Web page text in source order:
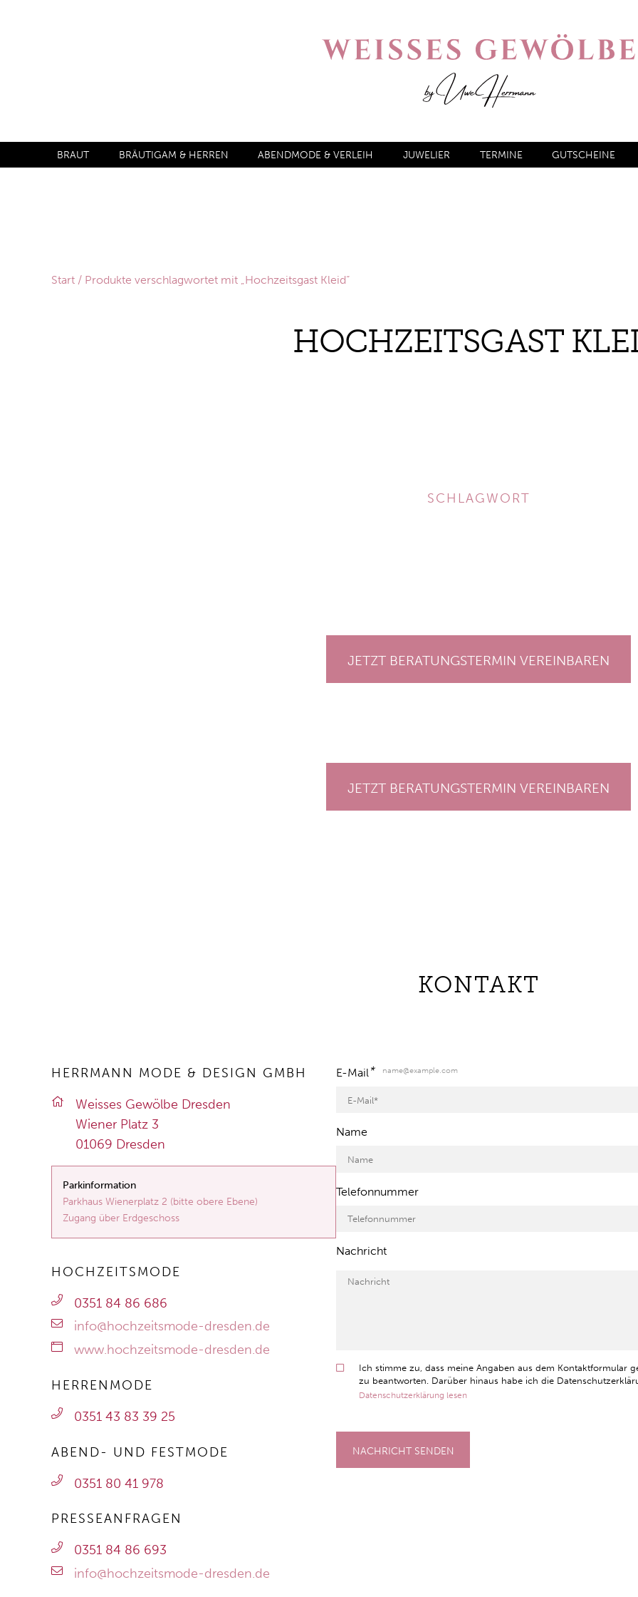
BRAUT BRÄUTIGAM & HERREN ABENDMODE & VERLEIH JUWELIER TERMINE GUTSCHEINE
Start / Produkte verschlagwortet mit „Hochzeitsgast Kleid“
HOCHZEITSGAST
SCHLAGWORT
JETZT BERATUNGSTERMIN VEREINBAREN
JETZT BERATUNGSTERMIN VEREINBAREN
KONTAKT
HERRMANN MODE & DESIGN GMBH
Weis­ses Ge­wöl­be Dres­den
Wie­ner Platz 3
01069 Dres­den
Parkinformation
Parkhaus Wienerplatz 2 (bitte obere Ebene)
Zugang über Erdgeschoss
HOCHZEITSMODE
0351 84 86 686
info@hochzeitsmode-dresden.de
www.hochzeitsmode-dresden.de
HERRENMODE
0351 43 83 39 25
ABEND- UND FESTMODE
0351 80 41 978
PRESSEANFRAGEN
0351 84 86 693
info@hochzeitsmode-dresden.de
E-Mail* name@example.com
Name
Telefonnummer
Nachricht
Ich stimme zu, dass meine Angaben aus dem Kontaktformular
zu beantworten. Darüber hinaus habe ich die
Datenschutzerklärung lesen
NACHRICHT SENDEN